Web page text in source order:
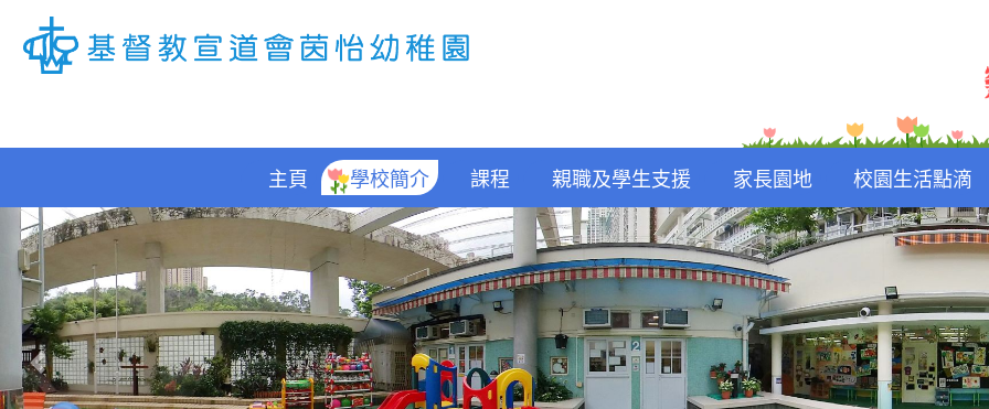
主頁 學校簡介 課程 親職及學生支援 家長園地 校園生活點滴
Previous